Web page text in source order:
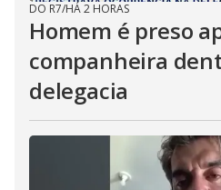
DO R7/HÁ 2 HORAS
Homem é preso
companheira
delegacia